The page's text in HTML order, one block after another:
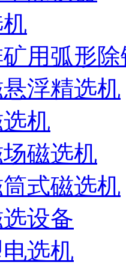
用弧形
浮精选机
机
磁选机
式磁选机
设备
选机